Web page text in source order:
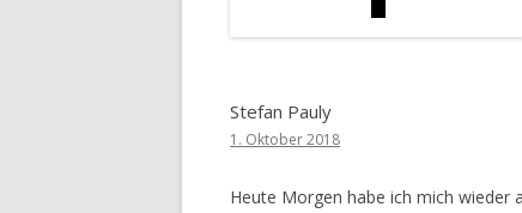
Stefan Pauly
1. Oktober 2018
Heute Morgen habe ich mich wieder